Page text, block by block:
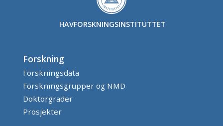
HAVFORSKNINGSINSTITUTTET
Forskning
Forskningsdata
Forskningsgrupper og NMD
Doktorgrader
Prosjekter